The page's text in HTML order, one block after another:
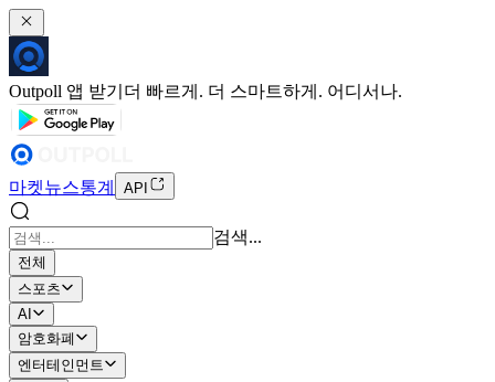
Outpoll 앱 받기 더 빠르게. 더 스마트하게. 어디서나.
마켓뉴스통계 API
검색...
전체
스포츠
AI
암호화폐
엔터테인먼트